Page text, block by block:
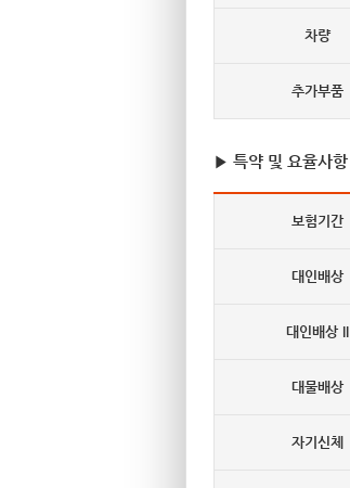
차량
추가부품
▶ 특약 및 요율사항
보험기간
대인배상
대인배상 II
대물배상
자기신체